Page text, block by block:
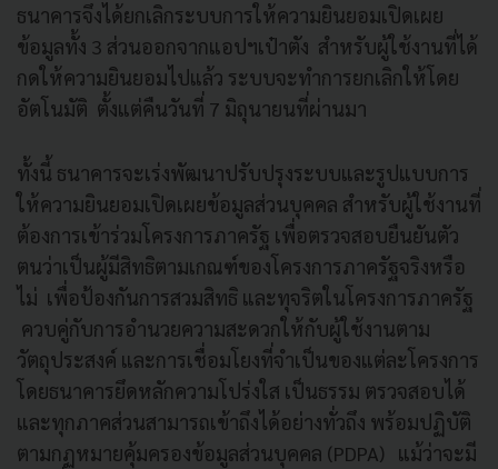
ธนาคารจึงได้ยกเลิกระบบการให้ความยินยอมเปิดเผย
ข้อมูลทั้ง 3 ส่วนออกจากแอปฯเป๋าตัง สำหรับผู้ใช้งานที่ได้
กดให้ความยินยอมไปแล้ว ระบบจะทำการยกเลิกให้โดย
อัตโนมัติ ตั้งแต่คืนวันที่ 7 มิถุนายนที่ผ่านมา
ทั้งนี้ ธนาคารจะเร่งพัฒนาปรับปรุงระบบและรูปแบบการ
ให้ความยินยอมเปิดเผยข้อมูลส่วนบุคคล สำหรับผู้ใช้งานที่
ต้องการเข้าร่วมโครงการภาครัฐ เพื่อตรวจสอบยืนยันตัว
ตนว่าเป็นผู้มีสิทธิตามเกณฑ์ของโครงการภาครัฐจริงหรือ
ไม่ เพื่อป้องกันการสวมสิทธิ และทุจริตในโครงการภาครัฐ
ควบคู่กับการอำนวยความสะดวกให้กับผู้ใช้งานตาม
วัตถุประสงค์ และการเชื่อมโยงที่จำเป็นของแต่ละโครงการ
โดยธนาคารยึดหลักความโปร่งใส เป็นธรรม ตรวจสอบได้
และทุกภาคส่วนสามารถเข้าถึงได้อย่างทั่วถึง พร้อมปฏิบัติ
ตามกฏหมายคุ้มครองข้อมูลส่วนบุคคล (PDPA) แม้ว่าจะมี